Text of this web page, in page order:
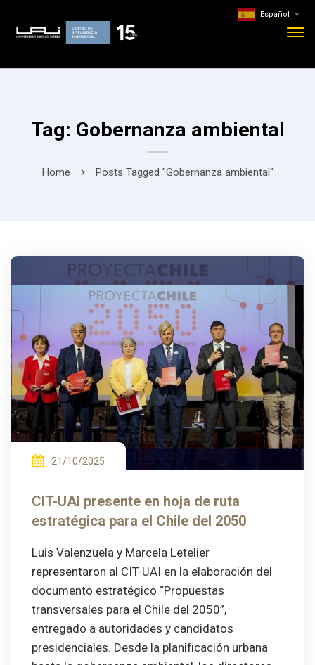
Tag: Gobernanza ambiental
Home Posts Tagged "Gobernanza ambiental"
21/10/2025
CIT-UAI presente en hoja de ruta
estratégica para el Chile del 2050
Luis Valenzuela y Marcela Letelier
representaron al CIT-UAI en la elaboración del
documento estratégico “Propuestas
transversales para el Chile del 2050”,
entregado a autoridades y candidatos
presidenciales. Desde la planificación urbana
Español ▼